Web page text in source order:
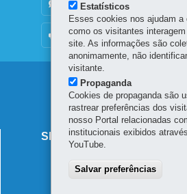
DENUNCIE CORRUPÇÃO
OUVIDORIA
Navegação
principal
SECRETARIA DE ESTADO
80610-011-Curitiba
Estatísticos
Esses cookies nos ajudam a
como os visitantes
site. As informações são
anonimamente, não
visitante.
Propaganda
Cookies de propaganda são
rastrear preferências dos
nosso Portal relacionadas
institucionais exibidos
YouTube.
Salvar preferências